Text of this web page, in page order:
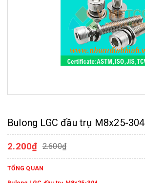
Bulong LGC đầu trụ M8x25-304
2.200₫ 2.600₫
TỔNG QUAN